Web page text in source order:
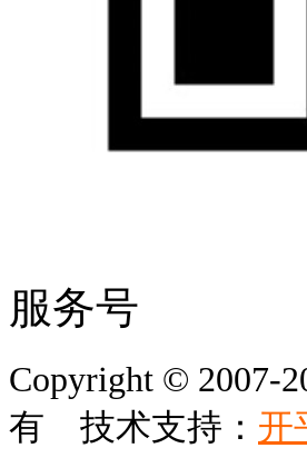
服务号
Copyright © 2007-
有 技术支持： 开